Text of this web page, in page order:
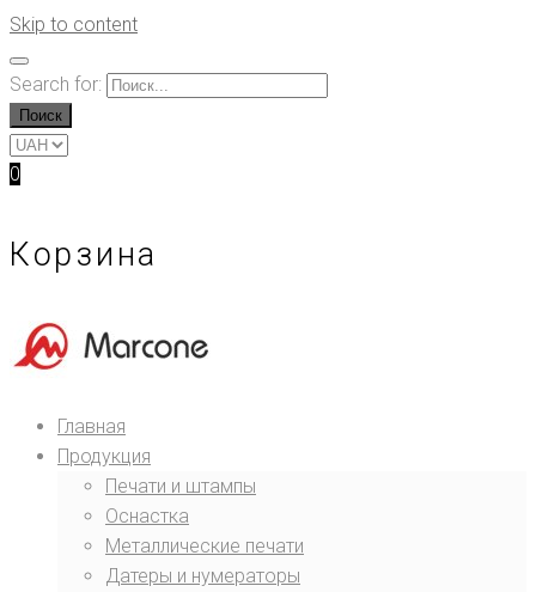
Skip to content
Search for:
Поиск
0
Корзина
Главная
Продукция
Печати и штампы
Оснастка
Металлические печати
Датеры и нумераторы